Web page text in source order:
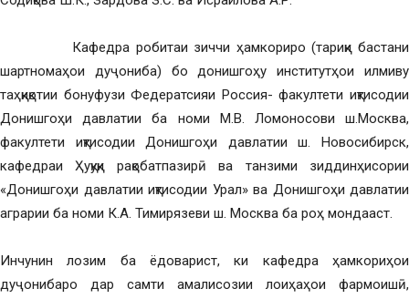
Кафедра робитаи зиччи ҳамкориро (тариқи бастани
шартномаҳои дуҷониба) бо донишгоҳу институтҳои илмиву
таҳқиқотии бонуфузи Федератсияи Россия- факултети иқтисодии
Донишгоҳи давлатии ба номи М.В. Ломоносови ш.Москва,
факултети иқтисодии Донишгоҳи давлатии ш. Новосибирск,
кафедраи Ҳуқуқи рақобатпазирӣ ва танзими зиддинҳисории
«Донишгоҳи давлатии иқтисодии Урал» ва Донишгоҳи давлатии
аграрии ба номи К.А. Тимирязеви ш. Москва ба роҳ мондааст.
Инчунин лозим ба ёдоварист, ки кафедра ҳамкориҳои
дуҷонибаро дар самти амалисозии лоиҳаҳои фармоишӣ,